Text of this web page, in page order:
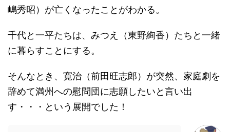
嶋秀昭）が亡くなったことがわかる。
千代と一平たちは、みつえ（東野絢香）たちと一緒
に暮らすことにする。
そんなとき、寛治（前田旺志郎）が突然、家庭劇を
辞めて満州への慰問団に志願したいと言い出
す・・・という展開でした！